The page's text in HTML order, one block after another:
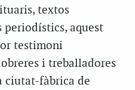
textos
aquest
testimoni
i treballadores
ciutat-fàbrica de